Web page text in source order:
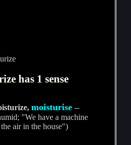
has 1 sense
moisturise --
"We have a machine
air in the house")